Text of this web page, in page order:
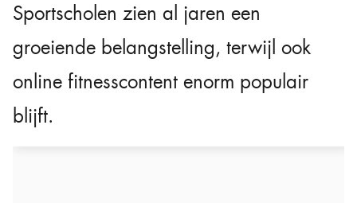
Sportscholen zien al jaren een
groeiende belangstelling, terwijl ook
online fitnesscontent enorm populair
blijft.